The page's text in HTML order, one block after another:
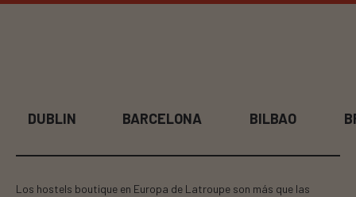
DUBLIN BARCELONA BILBAO
Los hostels boutique en Europa de Latroupe son más que las